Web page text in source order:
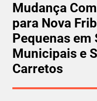
Mudança
para Nova
Pequenas em
Municipais e
Carretos